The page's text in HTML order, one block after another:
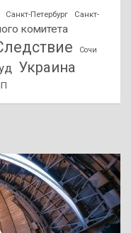
Санкт-Петербург
Санкт-
комитета
Сочи
Украина